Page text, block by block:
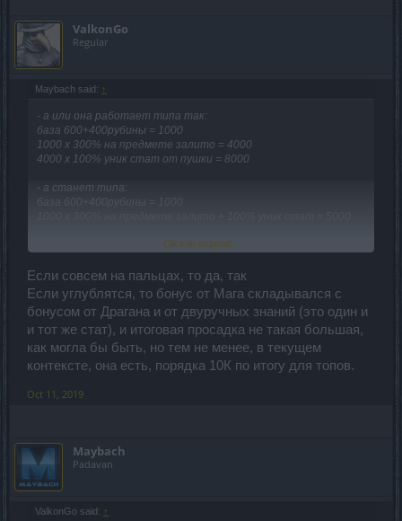
ValkonGo
Regular
Maybach said: ↑
- а или она работает типа так:
база 600+400рубины = 1000
1000 х 300% на предмете залито = 4000
4000 х 100% уник стат от пушки = 8000
- а станет типа:
база 600+400рубины = 1000
Click to expand...
Если совсем на пальцах, то да, так
Если углублятся, то бонус от Мага складывался с
бонусом от Драгана и от двуручных знаний (это один и
и тот же стат), и итоговая просадка не такая большая,
как могла бы быть, но тем не менее, в текущем
контексте, она есть, порядка 10К по итогу для топов.
Oct 11, 2019
Maybach
Padavan
ValkonGo said: ↑